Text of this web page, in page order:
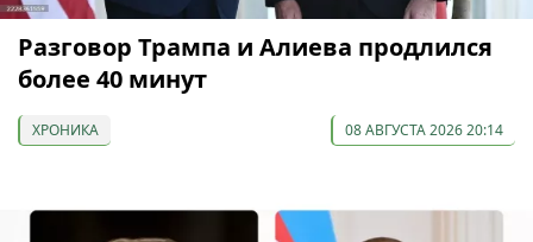
Разговор Трампа и Алиева продлился
более 40 минут
ХРОНИКА 08 АВГУСТА 2026 20:14